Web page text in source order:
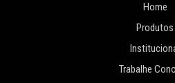
Home
Produtos
Trabalhe